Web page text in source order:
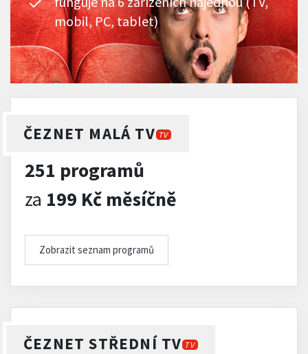
mobil, PC, tablet)
ČEZNET MALÁ TV TV
251 programů
za 199 Kč měsíčně
Zobrazit seznam programů
ČEZNET STŘEDNÍ TV TV